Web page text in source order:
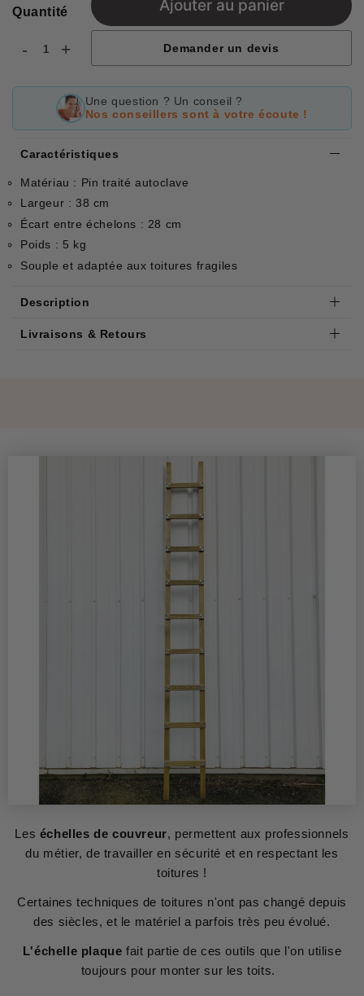
Quantité
- +
Ajouter au panier
Demander un devis
Une question ? Un conseil ?
Nos conseillers sont à votre écoute !
Caractéristiques
Matériau : Pin traité autoclave
Largeur : 38 cm
Écart entre échelons : 28 cm
Poids : 5 kg
Souple et adaptée aux toitures fragiles
Description
Livraisons & Retours
Les échelles de couvreur, permettent aux professionnels
du métier, de travailler en sécurité et en respectant les
toitures !
Certaines techniques de toitures n'ont pas changé depuis
des siècles, et le matériel a parfois très peu évolué.
L'échelle plaque fait partie de ces outils que l'on utilise
toujours pour monter sur les toits.